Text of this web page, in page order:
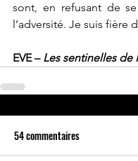
sont, en refusant de
l’adversité. Je suis fière
EVE – Les sentinelles de
54 commentaires